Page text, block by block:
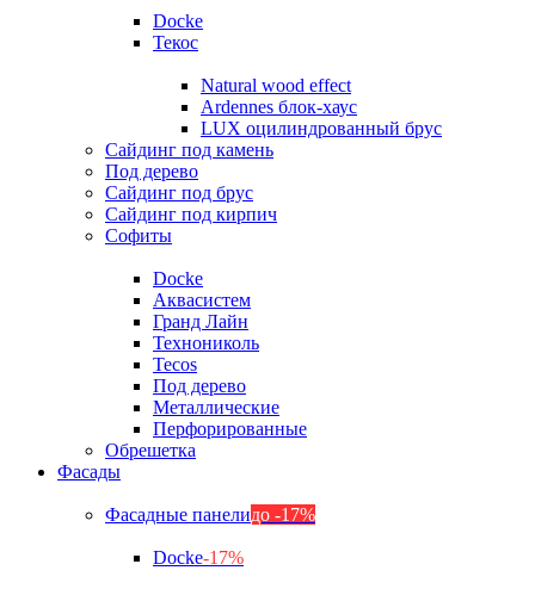
Docke
Текос
Natural wood effect
Ardennes блок-хаус
LUX оцилиндрованный брус
Сайдинг под камень
Под дерево
Сайдинг под брус
Сайдинг под кирпич
Софиты
Docke
Аквасистем
Гранд Лайн
Технониколь
Tecos
Под дерево
Металлические
Перфорированные
Обрешетка
Фасады
Фасадные панелидо -17%
Docke-17%